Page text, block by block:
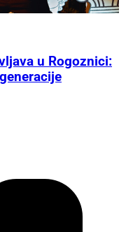
u Rogoznici: